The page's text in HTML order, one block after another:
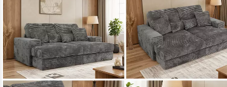
Big-Sofa ANERA, 3-Sitzer sofa, mit großer Sitztiefe und
elastischen Polstergurten
1.129,99 € UVP1.249,99 €
-10%
lieferbar in 3 Wochen